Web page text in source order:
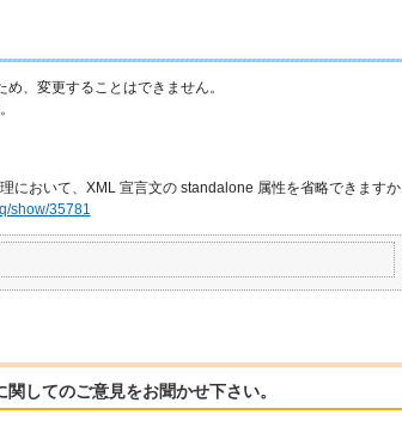
、変更することはできません。
において、XML 宣言文の standalone 属性を省略できますか
show/35781
関してのご意見をお聞かせ下さい。